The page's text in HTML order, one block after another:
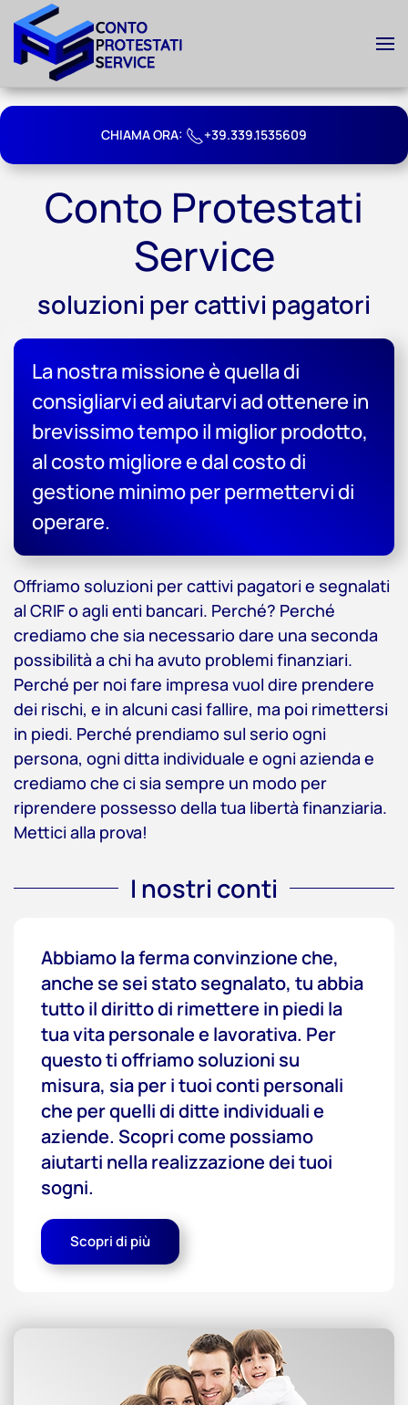
Skip to main content
CHIAMA ORA: +39.339.1535609
Conto Protestati
Service
soluzioni per cattivi pagatori
La nostra missione è quella di
consigliarvi ed aiutarvi ad ottenere in
brevissimo tempo il miglior prodotto,
al costo migliore e dal costo di
gestione minimo per permettervi di
operare.
Offriamo soluzioni per cattivi pagatori e segnalati
al CRIF o agli enti bancari. Perché? Perché
crediamo che sia necessario dare una seconda
possibilità a chi ha avuto problemi finanziari.
Perché per noi fare impresa vuol dire prendere
dei rischi, e in alcuni casi fallire, ma poi rimettersi
in piedi. Perché prendiamo sul serio ogni
persona, ogni ditta individuale e ogni azienda e
crediamo che ci sia sempre un modo per
riprendere possesso della tua libertà finanziaria.
Mettici alla prova!
I nostri conti
Abbiamo la ferma convinzione che,
anche se sei stato segnalato, tu abbia
tutto il diritto di rimettere in piedi la
tua vita personale e lavorativa. Per
questo ti offriamo soluzioni su
misura, sia per i tuoi conti personali
che per quelli di ditte individuali e
aziende. Scopri come possiamo
aiutarti nella realizzazione dei tuoi
sogni.
Scopri di più